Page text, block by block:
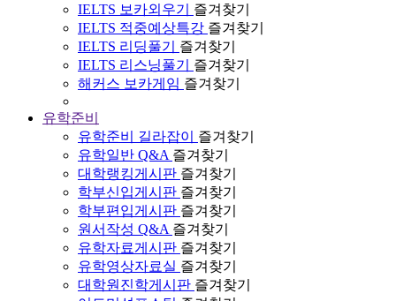
IELTS 보카외우기
즐겨찾기
IELTS 적중예상특강 즐겨찾기
IELTS 리딩풀기
즐겨찾기
IELTS 리스닝풀기
즐겨찾기
해커스 보카게임 즐겨찾기
유학준비
유학준비 길라잡이
즐겨찾기
유학일반 Q&A 즐겨찾기
대학랭킹게시판 즐겨찾기
학부신입게시판 즐겨찾기
학부편입게시판 즐겨찾기
원서작성 Q&A 즐겨찾기
유학자료게시판 즐겨찾기
유학영상자료실 즐겨찾기
대학원진학게시판 즐겨찾기